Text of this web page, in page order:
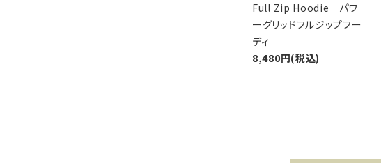
Full Zip Hoodie パワ
ーグリッドフルジップフー
ディ
8,480円(税込)